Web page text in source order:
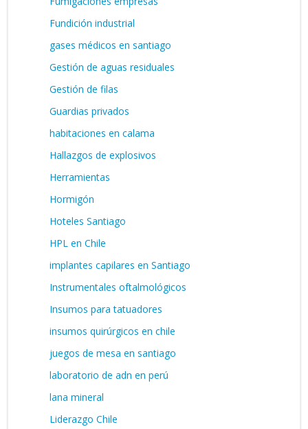
Fundición industrial
gases médicos en santiago
Gestión de aguas residuales
Gestión de filas
Guardias privados
habitaciones en calama
Hallazgos de explosivos
Herramientas
Hormigón
Hoteles Santiago
HPL en Chile
implantes capilares en Santiago
Instrumentales oftalmológicos
Insumos para tatuadores
insumos quirúrgicos en chile
juegos de mesa en santiago
laboratorio de adn en perú
lana mineral
Liderazgo Chile